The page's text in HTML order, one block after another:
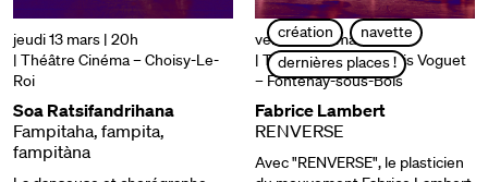
jeudi 13 mars | 20h
| Théâtre Cinéma – Choisy-Le-
Roi
Soa Ratsifandrihana
Fampitaha, fampita,
fampitàna
création
navette
dernières places !
vendredi 14 mars | 20h
| Théâtre Jean-François Voguet
– Fontenay-sous-Bois
Fabrice Lambert
RENVERSE
Avec "RENVERSE", le plasticien